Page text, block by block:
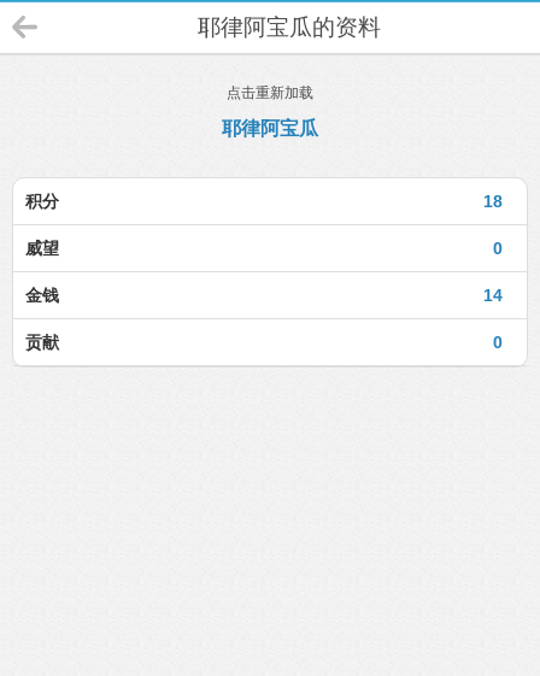
耶律阿宝瓜的资料
点击重新加载
耶律阿宝瓜
18
积分
0
威望
14
金钱
0
贡献